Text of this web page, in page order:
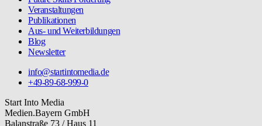
Veranstaltungen
Publikationen
Aus- und Weiterbildungen
Blog
Newsletter
info@startintomedia.de
+49-89-68-999-0
Start Into Media
Medien.Bayern GmbH
Balanstraße 73 / Haus 11